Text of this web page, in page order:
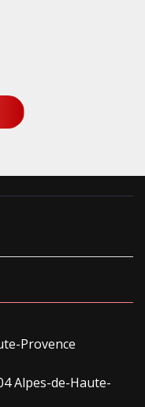
Provence
Alpes-de-Haute-